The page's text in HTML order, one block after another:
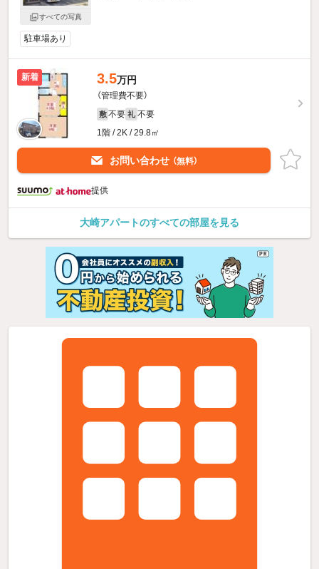
すべての写真
駐車場あり
新着 3.5万円
（管理費不要）
敷 不要 礼 不要
1階 / 2K / 29.8㎡
お問い合わせ （無料）
提供
大崎アパートのすべての部屋を見る